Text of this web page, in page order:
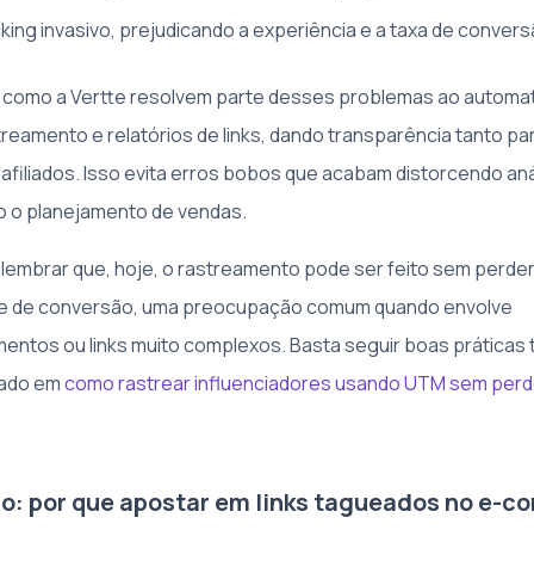
invasivo, prejudicando a experiência e a taxa de
a Vertte resolvem parte desses problemas ao
e relatórios de links, dando transparência tanto
Isso evita erros bobos que acabam distorcendo
o planejamento de vendas.
que, hoje, o rastreamento pode ser feito sem perder
de conversão, uma preocupação comum quando envolve
ou links muito complexos. Basta seguir boas práticas
emcomo rastrear influenciadores usando UTM sem
por que apostar em links tagueados no e-